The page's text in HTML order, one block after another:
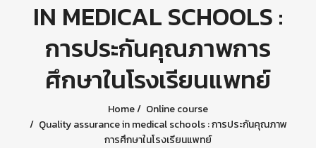
IN MEDICAL SCHOOLS :
การประกันคุณภาพการ
ศึกษาในโรงเรียนแพทย์
Home
Online course
Quality assurance in medical schools : การประกันคุณภาพ
การศึกษาในโรงเรียนแพทย์